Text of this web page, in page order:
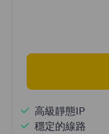
高級靜態IP
穩定的線路